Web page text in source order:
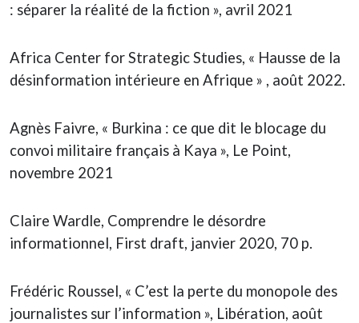
: séparer la réalité de la fiction », avril 2021
Africa Center for Strategic Studies, « Hausse de la
désinformation intérieure en Afrique » , août 2022.
Agnès Faivre, « Burkina : ce que dit le blocage du
convoi militaire français à Kaya », Le Point,
novembre 2021
Claire Wardle, Comprendre le désordre
informationnel, First draft, janvier 2020, 70 p.
Frédéric Roussel, « C’est la perte du monopole des
journalistes sur l’information », Libération, août